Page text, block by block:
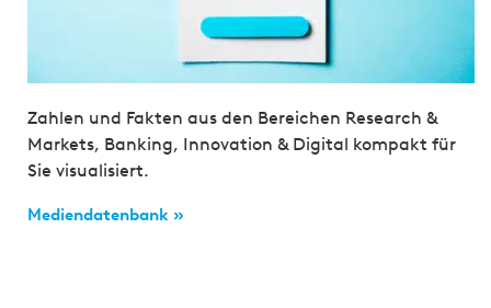
Zahlen und Fakten aus den Bereichen Research &
Markets, Banking, Innovation & Digital kompakt für
Sie visualisiert.
Mediendatenbank »